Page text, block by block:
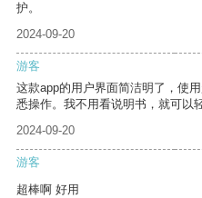
护。
2024-09-20
游客
这款app的用户界面简洁明了，使
悉操作。我不用看说明书，就可以
2024-09-20
游客
超棒啊 好用